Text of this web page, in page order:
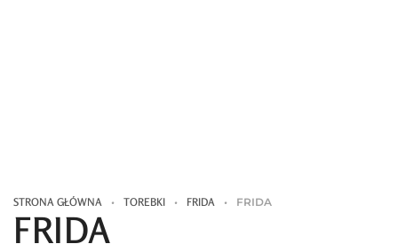
STRONA GŁÓWNA • TOREBKI • FRIDA • FRIDA
FRIDA